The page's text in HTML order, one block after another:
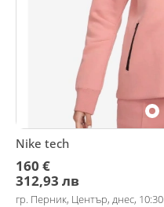
Nike tech
160 €
312,93 лв
гр. Перник, Център, днес, 10:30